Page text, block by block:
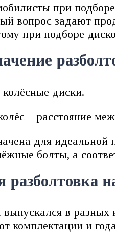
при
вопрос задают
при подборе
диски.
– расстояние
для идеальной
болты, а
в разных
комплектации и